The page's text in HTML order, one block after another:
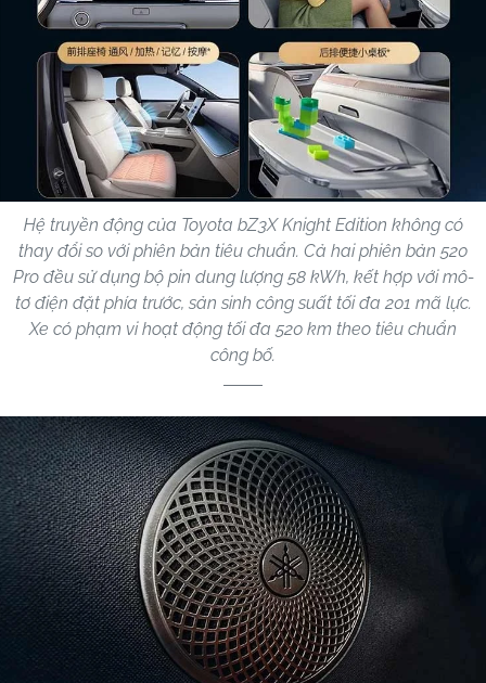
Hệ truyền động của Toyota bZ3X Knight Edition không có
thay đổi so với phiên bản tiêu chuẩn. Cả hai phiên bản 520
Pro đều sử dụng bộ pin dung lượng 58 kWh, kết hợp với mô-
tơ điện đặt phía trước, sản sinh công suất tối đa 201 mã lực.
Xe có phạm vi hoạt động tối đa 520 km theo tiêu chuẩn
công bố.